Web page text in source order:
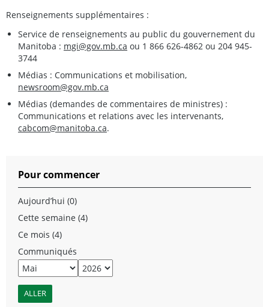
Renseignements supplémentaires :
Service de renseignements au public du gouvernement du
Manitoba : mgi@gov.mb.ca ou 1 866 626-4862 ou 204 945-
3744
Médias : Communications et mobilisation,
newsroom@gov.mb.ca
Médias (demandes de commentaires de ministres) :
Communications et relations avec les intervenants,
cabcom@manitoba.ca.
Pour commencer
Aujourd’hui (0)
Cette semaine (4)
Ce mois (4)
Communiqués